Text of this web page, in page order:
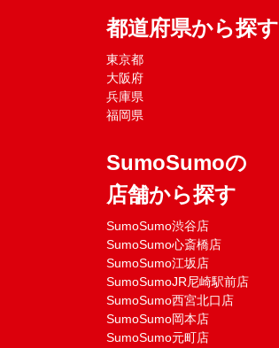
都道府県から探す
東京都
大阪府
兵庫県
福岡県
SumoSumoの
店舗から探す
SumoSumo渋谷店
SumoSumo心斎橋店
SumoSumo江坂店
SumoSumoJR尼崎駅前店
SumoSumo西宮北口店
SumoSumo岡本店
SumoSumo元町店